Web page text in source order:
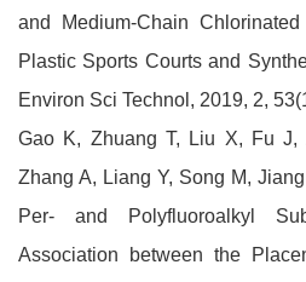
and Medium-Chain
Plastic Sports Courts and
Environ Sci Technol, 2019, 2,
Gao K, Zhuang T, Liu X, Fu
Zhang A, Liang Y, Song M,
Per- and Polyfluoroalkyl
Association between the